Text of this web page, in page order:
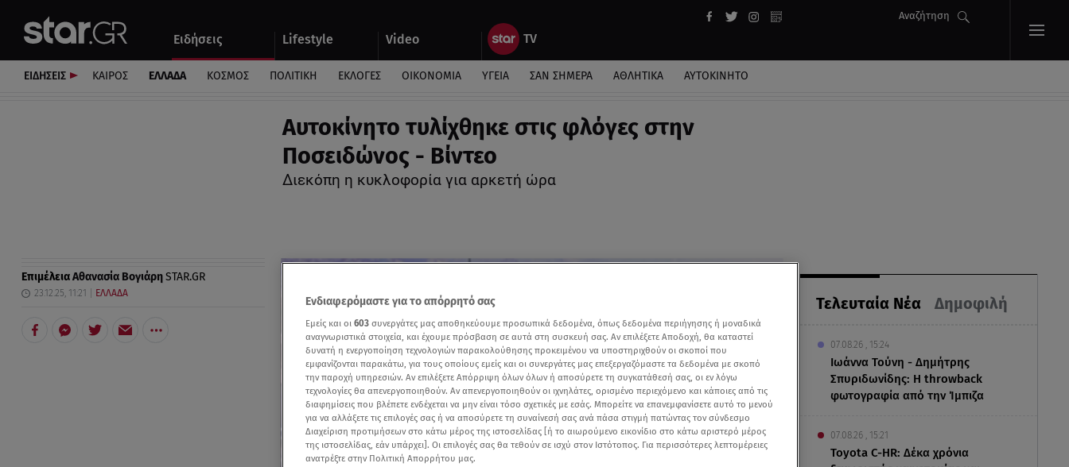
Ειδήσεις Lifestyle Video
Αναζήτηση
Αυτοκίνητο
ΕΙΔΗΣΕΙΣ ΚΑΙΡΟΣ ΕΛΛΑΔΑ ΚΟΣΜΟΣ ΠΟΛΙΤΙΚΗ ΕΚΛΟΓΕΣ ΟΙΚΟΝΟΜΙΑ ΥΓΕΙΑ ΣΑΝ ΣΗΜΕΡΑ ΑΘΛΗΤΙΚΑ ΑΥΤΟΚΙΝΗΤΟ
Αυτοκίνητο τυλίχθηκε στις φλόγες στην
Ποσειδώνος - Βίντεο
Διεκόπη η κυκλοφορία για αρκετή ώρα
Τελευταία Νέα Δημοφιλή
07.08.26 , 15:24
Ιωάννα Τούνη - Δημήτρης
Σπυριδωνίδης: Η throwback
φωτογραφία από την Ίμπιζα
07.08.26 , 15:21
Toyota C-HR: Δέκα χρόνια
ΕπιμέλειαΑθανασία ΒογιάρηSTAR.GR
23.12.25, 11:21 ΕΛΛΑΔΑ
Ενδιαφερόμαστε για το απόρρητό σας
Εμείς και οι 603 συνεργάτες μας αποθηκεύουμε προσωπικά δεδομένα, όπως δεδομένα περιήγησης ή μοναδικά
αναγνωριστικά στοιχεία, και έχουμε πρόσβαση σε αυτά στη συσκευή σας. Αν επιλέξετε Αποδοχή, θα καταστεί
δυνατή η ενεργοποίηση τεχνολογιών παρακολούθησης προκειμένου να υποστηριχθούν οι σκοποί που
εμφανίζονται παρακάτω, για τους οποίους εμείς και οι συνεργάτες μας επεξεργαζόμαστε τα δεδομένα με σκοπό
την παροχή υπηρεσιών. Αν επιλέξετε Απόρριψη όλων όλων ή αποσύρετε τη συγκατάθεσή σας, οι εν λόγω
τεχνολογίες θα απενεργοποιηθούν. Αν απενεργοποιηθούν οι ιχνηλάτες, ορισμένο περιεχόμενο και κάποιες από τις
διαφημίσεις που βλέπετε ενδέχεται να μην είναι τόσο σχετικές με εσάς. Μπορείτε να επανεμφανίσετε αυτό το μενού
για να αλλάξετε τις επιλογές σας ή να αποσύρετε τη συναίνεσή σας ανά πάσα στιγμή πατώντας τον σύνδεσμο
Διαχείριση προτιμήσεων στο κάτω μέρος της ιστοσελίδας [ή το αιωρούμενο εικονίδιο στο κάτω αριστερό μέρος
της ιστοσελίδας, εάν υπάρχει]. Οι επιλογές σας θα τεθούν σε ισχύ στον Ιστότοπος. Για περισσότερες λεπτομέρειες
ανατρέξτε στην Πολιτική Απορρήτου μας.